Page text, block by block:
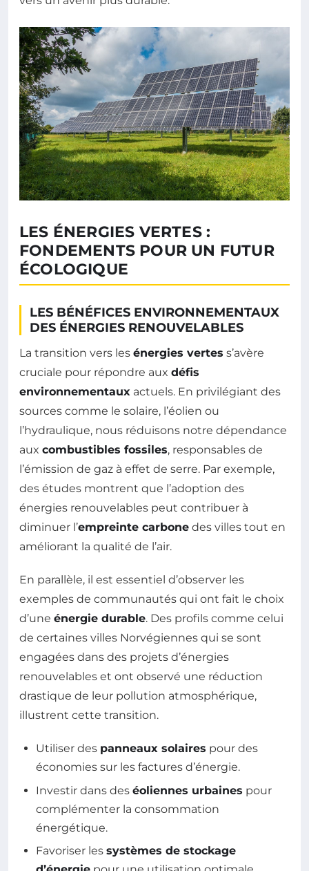
LES ÉNERGIES VERTES :
FONDEMENTS POUR UN FUTUR
ÉCOLOGIQUE
LES BÉNÉFICES ENVIRONNEMENTAUX
DES ÉNERGIES RENOUVELABLES
La transition vers les énergies vertes s’avère
cruciale pour répondre aux défis
environnementaux actuels. En privilégiant des
sources comme le solaire, l’éolien ou
l’hydraulique, nous réduisons notre dépendance
aux combustibles fossiles, responsables de
l’émission de gaz à effet de serre. Par exemple,
des études montrent que l’adoption des
énergies renouvelables peut contribuer à
diminuer l’empreinte carbone des villes tout en
améliorant la qualité de l’air.
En parallèle, il est essentiel d’observer les
exemples de communautés qui ont fait le choix
d’une énergie durable. Des profils comme celui
de certaines villes Norvégiennes qui se sont
engagées dans des projets d’énergies
renouvelables et ont observé une réduction
drastique de leur pollution atmosphérique,
illustrent cette transition.
Utiliser des panneaux solaires pour des
économies sur les factures d’énergie.
Investir dans des éoliennes urbaines pour
complémenter la consommation
énergétique.
Favoriser les systèmes de stockage